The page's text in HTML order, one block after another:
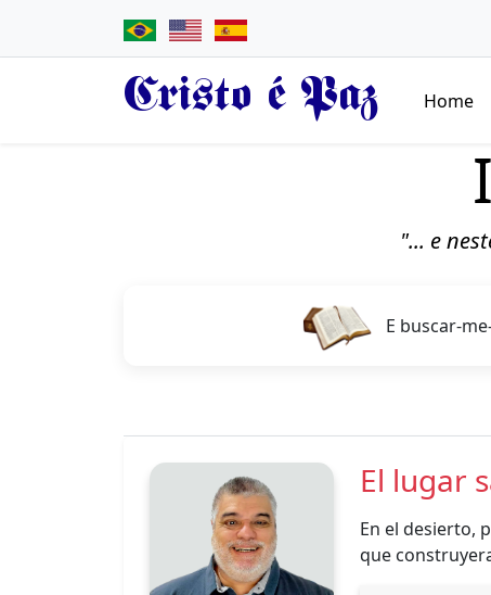
Cristo é Paz Home
"... e
E buscar-
El lugar
En el desierto,
que